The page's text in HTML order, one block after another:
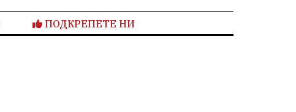
ПОДКРЕПЕТЕ НИ